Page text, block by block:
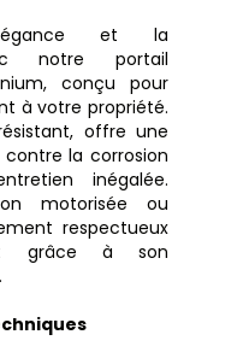
et la
notre portail
conçu pour
à votre propriété.
offre une
la corrosion
inégalée.
motorisée ou
respectueux
grâce à son